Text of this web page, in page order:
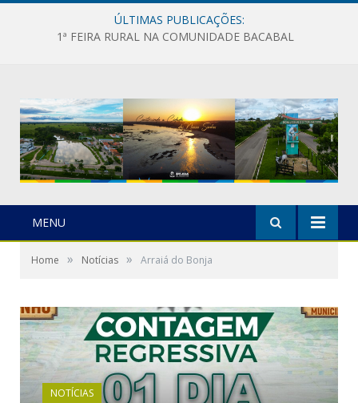
ÚLTIMAS PUBLICAÇÕES:
1ª FEIRA RURAL NA COMUNIDADE BACABAL
MENU
Home » Notícias » Arraiá do Bonja
NOTÍCIAS